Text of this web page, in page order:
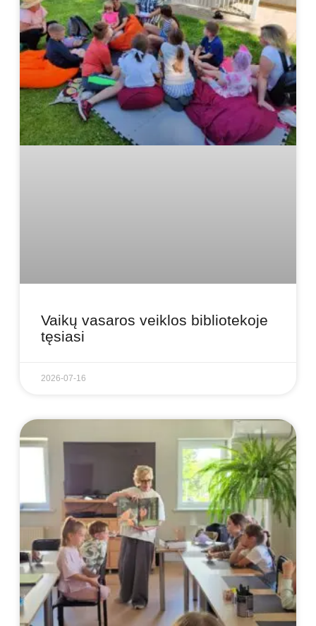
Vaikų vasaros veiklos bibliotekoje
tęsiasi
2026-07-16